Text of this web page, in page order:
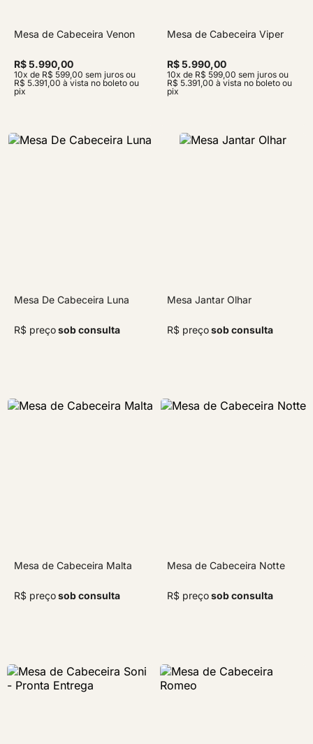
Mesa de Cabeceira Venon
R$ 5.990,00
10x de R$ 599,00 sem juros ou
R$ 5.391,00 à vista no boleto ou
pix
Mesa de Cabeceira Viper
R$ 5.990,00
10x de R$ 599,00 sem juros ou
R$ 5.391,00 à vista no boleto ou
pix
Mesa De Cabeceira Luna
R$ preçosob consulta
Mesa Jantar Olhar
R$ preçosob consulta
Mesa de Cabeceira Malta
R$ preçosob consulta
Mesa de Cabeceira Notte
R$ preçosob consulta